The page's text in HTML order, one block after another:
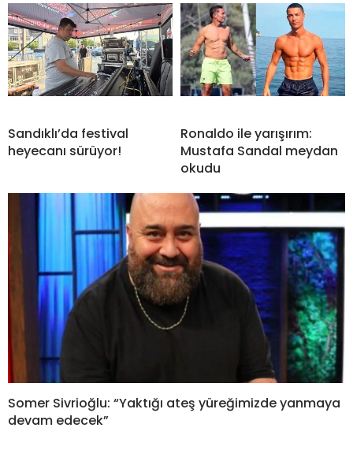
Sandıklı’da festival
heyecanı sürüyor!
Ronaldo ile yarışırım:
Mustafa Sandal meydan
okudu
Somer Sivrioğlu: “Yaktığı ateş yüreğimizde yanmaya
devam edecek”